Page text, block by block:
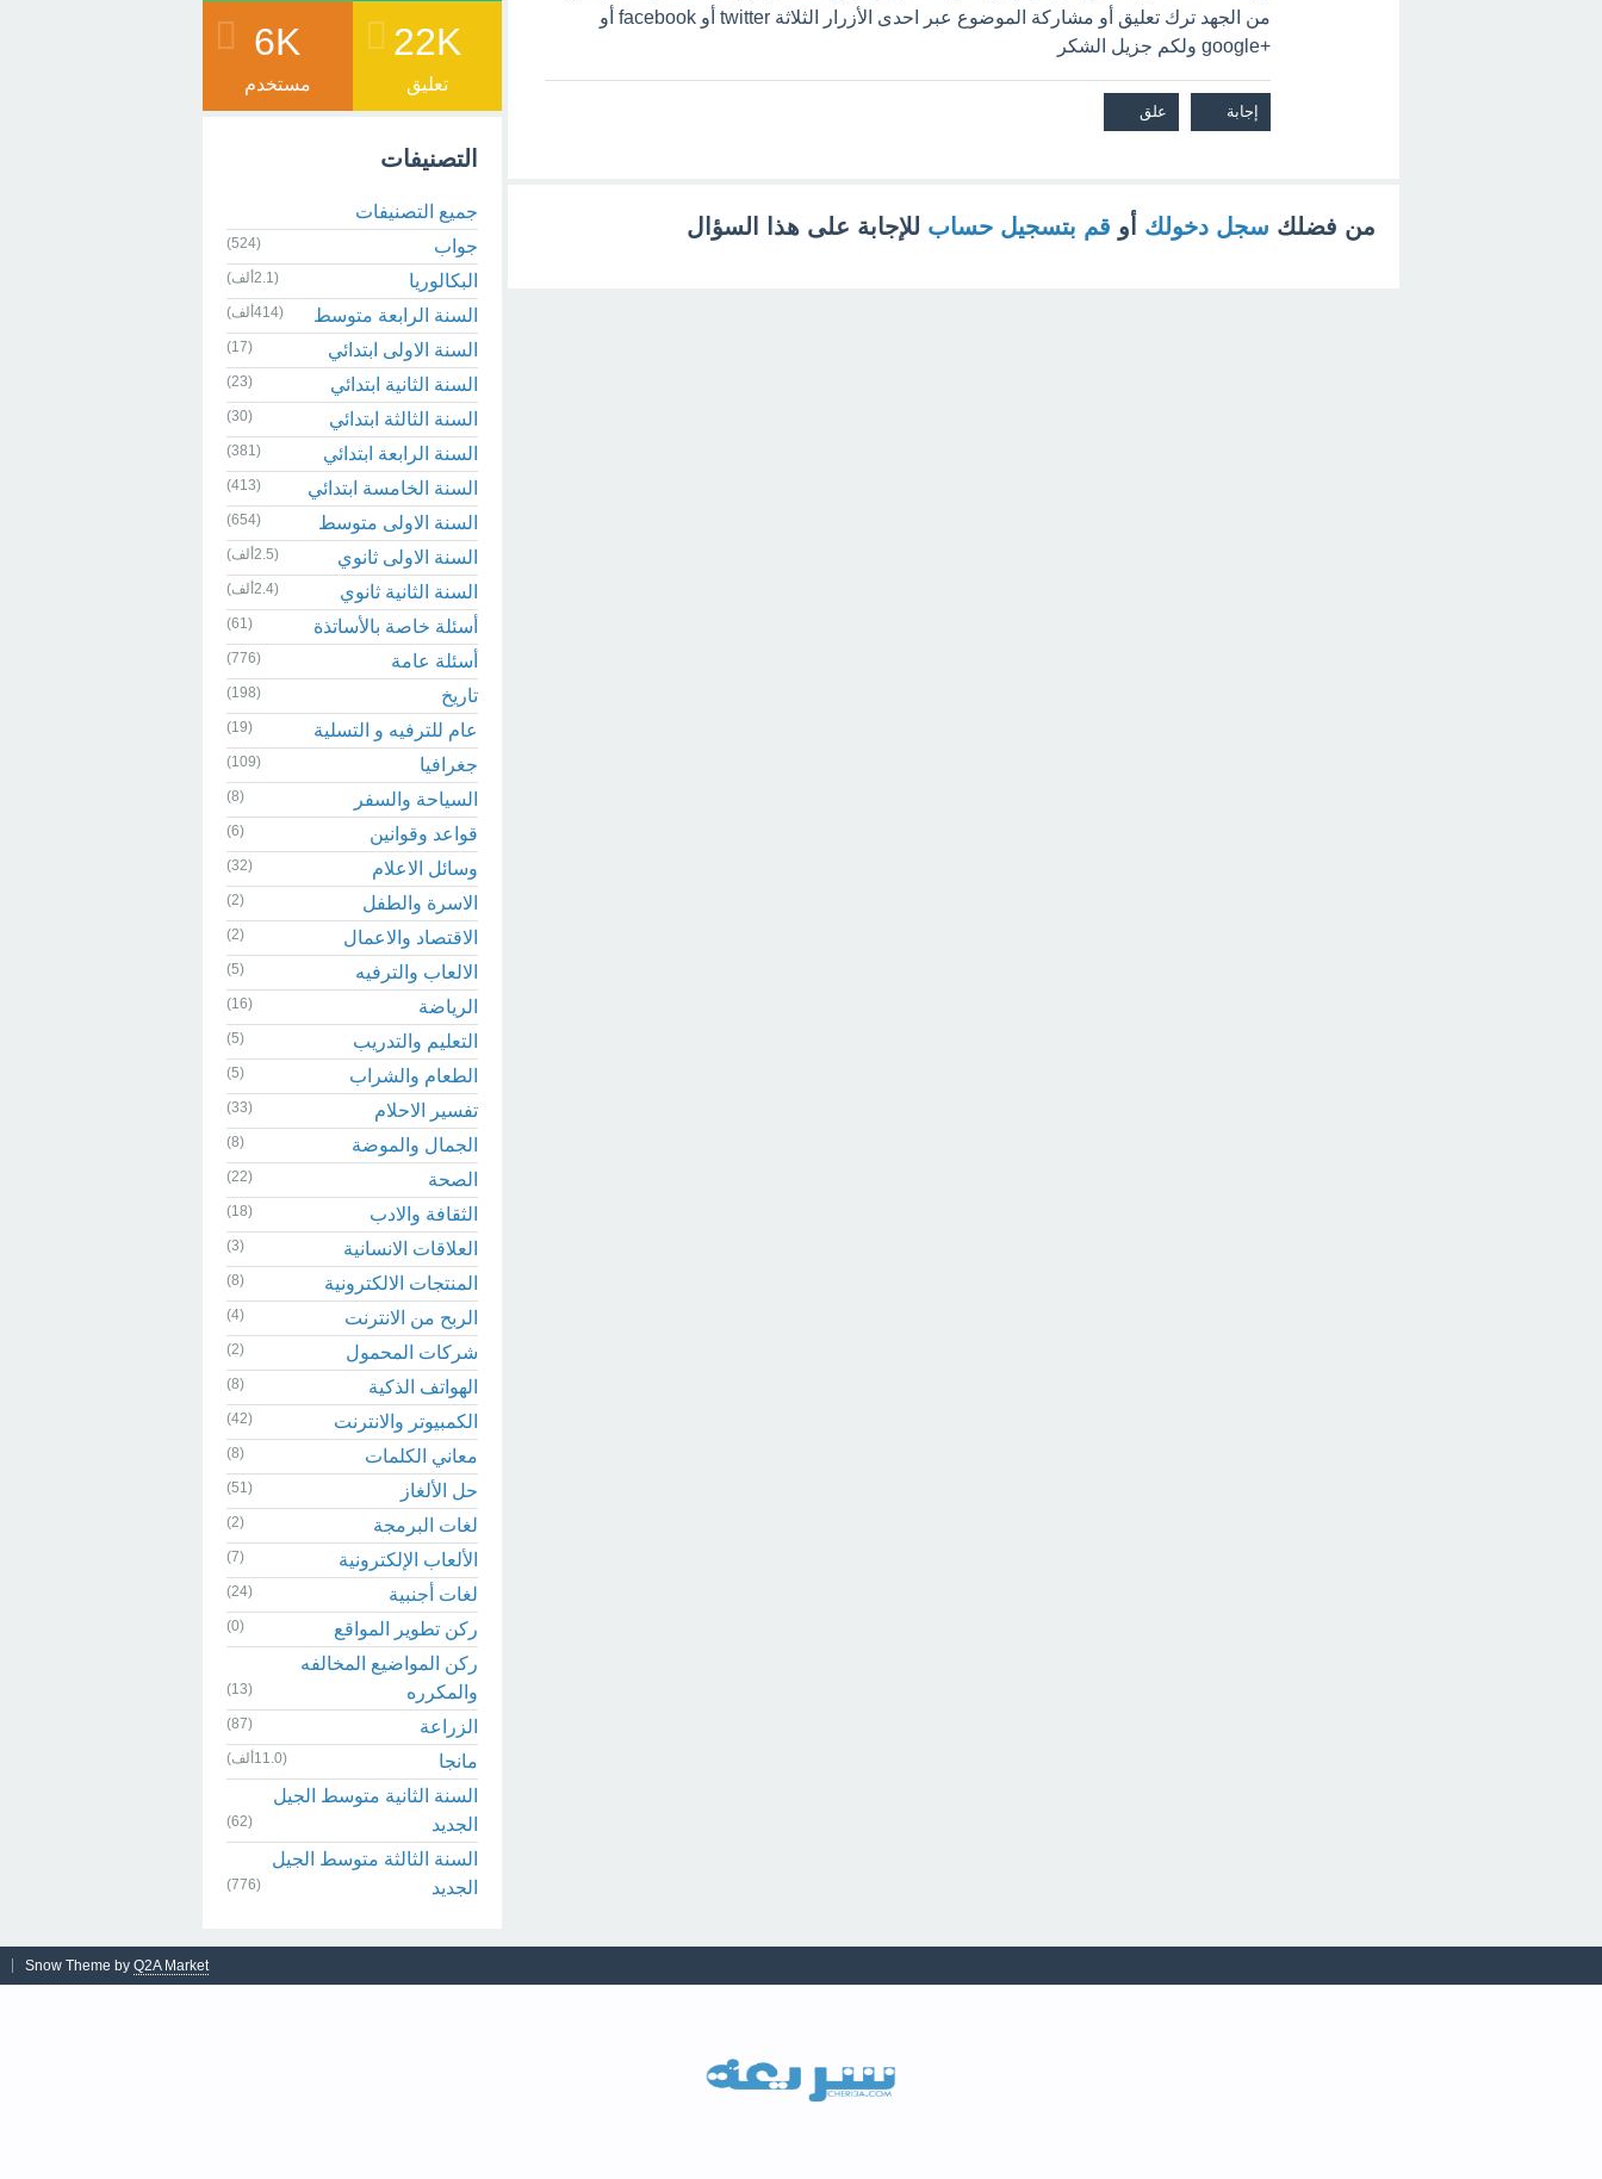
من الجهد ترك تعليق أو مشاركة الموضوع عبر احدى الأزرار الثلاثة twitter أو facebook أو
+google ولكم جزيل الشكر
من فضلك سجل دخولك أو قم بتسجيل حساب للإجابة على هذا السؤال
22K
تعليق
6K
مستخدم
التصنيفات
جميع التصنيفات
جواب
(524)
البكالوريا (2.1ألف)
السنة الرابعة متوسط (414ألف)
السنة الاولى ابتدائي (17)
السنة الثانية ابتدائي (23)
السنة الثالثة ابتدائي (30)
السنة الرابعة ابتدائي (381)
السنة الخامسة ابتدائي (413)
السنة الاولى متوسط (654)
السنة الاولى ثانوي (2.5ألف)
السنة الثانية ثانوي (2.4ألف)
أسئلة خاصة بالأساتذة (61)
أسئلة عامة (776)
تاريخ (198)
عام للترفيه و التسلية (19)
جغرافيا (109)
السياحة والسفر (8)
قواعد وقوانين (6)
وسائل الاعلام (32)
الاسرة والطفل (2)
الاقتصاد والاعمال (2)
الالعاب والترفيه (5)
الرياضة (16)
التعليم والتدريب (5)
الطعام والشراب (5)
تفسير الاحلام (33)
الجمال والموضة (8)
الصحة (22)
الثقافة والادب (18)
العلاقات الانسانية (3)
المنتجات الالكترونية (8)
الربح من الانترنت (4)
شركات المحمول (2)
الهواتف الذكية (8)
الكمبيوتر والانترنت (42)
معاني الكلمات (8)
حل الألغاز (51)
لغات البرمجة (2)
الألعاب الإلكترونية (7)
لغات أجنبية (24)
ركن تطوير المواقع (0)
ركن المواضيع المخالفه
والمكرره
(13)
الزراعة (87)
مانجا (11.0ألف)
السنة الثانية متوسط الجيل
الجديد
(62)
السنة الثالثة متوسط الجيل
الجديد
(776)
Snow Theme by Q2A Market